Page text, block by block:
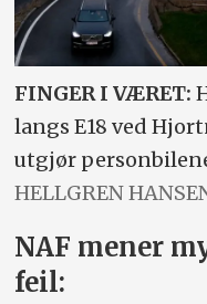
FINGER I VÆRET:
langs E18 ved
utgjør
HELLGREN
NAF mener
feil: